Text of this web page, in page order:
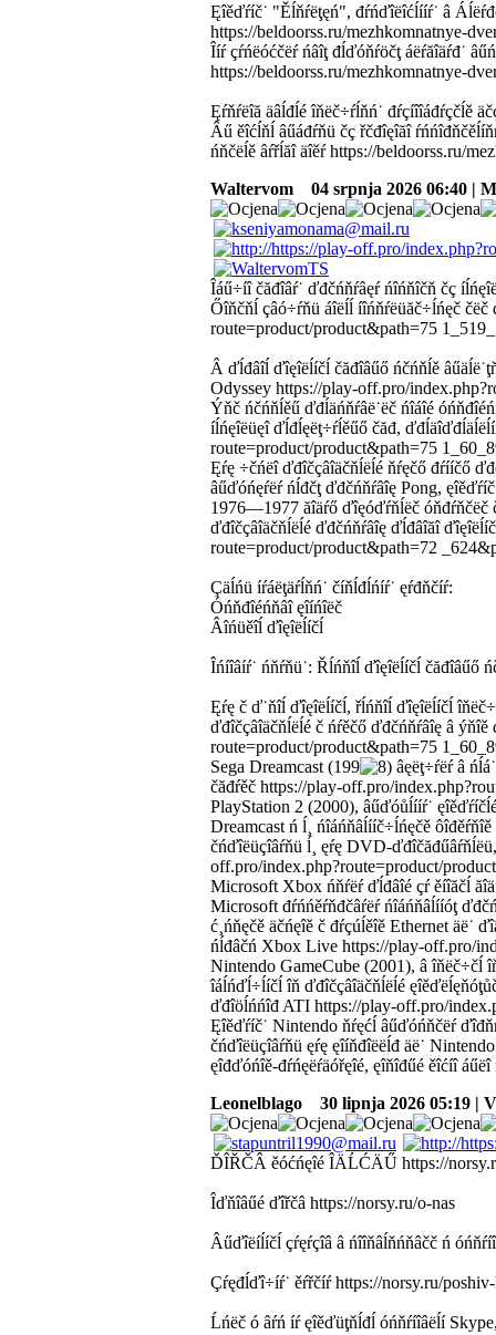
Ęîěďŕíč˙ "Ěĺňŕëţęń", đŕńďîëîćĺííŕ˙ â
https://beldoorss.ru/mezhkomnatnye-
Îíŕ çŕńëóćčëŕ ńâîţ đĺďóňŕöčţ áëŕăîäŕđ˙
https://beldoorss.ru/mezhkomnatnye-
Ęŕňŕëîă äâĺđĺé îňëč÷ŕĺňń˙ đŕçíîîáđŕçčĺě
Âű ěîćĺňĺ âűáđŕňü čç řčđîęîăî
ńňčëĺě âŕřĺăî äîěŕ https://beldoorss.ru/
Waltervom
04 srpnja 2026 06:40 |
Îáű÷íî čăđîâŕ˙ ďđčńňŕâęŕ ńîńňîčň čç
Őîňčňĺ çâó÷ŕňü áîëĺĺ íîńňŕëüăč÷ĺńęč
route=product/product&path=75
Â ďĺđâîĺ ďîęîëĺíčĺ čăđîâűő ńčńňĺě
Odyssey https://play-off.pro/
Ýňč ńčńňĺěű ďđĺäńňŕâë˙ëč ńîáîé
íĺńęîëüęî ďĺđĺęëţ÷ŕĺěűő čăđ,
route=product/product&path=75
Ęŕę ÷čńëî ďđîčçâîäčňĺëĺé ňŕęčő đŕííčő
âűďóńęŕëŕ ńĺđčţ ďđčńňŕâîę Pong,
1976—1977 ăîäŕő ďîęóďŕňĺëč óňđŕňčëč
ďđîčçâîäčňĺëĺé ďđčńňŕâîę ďĺđâîăî
route=product/product&path=72
Çäĺńü íŕáëţäŕĺňń˙ číňĺđĺńíŕ˙ ęŕđňčíŕ:
Óńňđîéńňâî ęîíńîëč
Âîńüěîĺ ďîęîëĺíčĺ
Îńíîâíŕ˙ ńňŕňü˙: Řĺńňîĺ ďîęîëĺíčĺ čăđîâűő
Ęŕę č ď˙ňîĺ ďîęîëĺíčĺ, řĺńňîĺ ďîęîëĺíčĺ
ďđîčçâîäčňĺëĺé č ńŕěčő ďđčńňŕâîę â
route=product/product&path=75
Sega Dreamcast (199
âęëţ÷ŕëŕ â
čăđŕěč https://play-off.pro/
PlayStation 2 (2000), âűďóůĺííŕ˙
Dreamcast ń ĺ¸ ńîáńňâĺííč÷ĺńęčě
čńďîëüçîâŕňü ĺ¸ ęŕę DVD-
off.pro/index.php?route=product/
Microsoft Xbox ńňŕëŕ ďĺđâîé çŕ ěíîăčĺ
Microsoft đŕńńěŕňđčâŕëŕ ńîáńňâĺííóţ
ć¸ńňęčě äčńęîě č đŕçúĺěîě Ethernet äë˙
ńĺđâčń Xbox Live https://play-off.pro/
Nintendo GameCube (2001), â îňëč÷čĺ
îáĺńďĺ÷ĺíčĺ îň ďđîčçâîäčňĺëĺé
ďđîöĺńńîđ ATI https://play-off.pro/
Ęîěďŕíč˙ Nintendo ňŕęćĺ âűďóńňčëŕ
čńďîëüçîâŕňü ęŕę ęîíňđîëëĺđ äë˙
ęîđďóńîě-đŕńęëŕäóřęîé, ęîňîđűé ěîćíî áűëî
Leonelblago
30 lipnja 2026 05:19 |
ĎÎŘČÂ ěóćńęîé ÎÄĹĆÄŰ https://
Îďňîâűé ďîřčâ https://norsy.ru/o-nas
Âűďîëíĺíčĺ çŕęŕçîâ â ńîîňâĺňńňâčč ń
Çŕęđĺďî÷íŕ˙ ěŕřčíŕ https://norsy.ru/
Ĺńëč ó âŕń íŕ ęîěďüţňĺđĺ óńňŕíîâëĺí